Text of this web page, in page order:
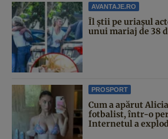
AVANTAJE.RO
Îl știi pe uriașul
unui mariaj de 38
PROSPORT
Cum a apărut
fotbalist, într-o
Internetul a